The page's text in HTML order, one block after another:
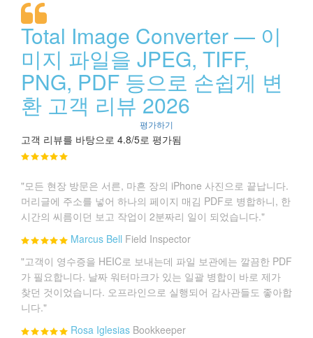
Total Image Converter — 이
미지 파일을 JPEG, TIFF,
PNG, PDF 등으로 손쉽게 변
환 고객 리뷰 2026
평가하기
고객 리뷰를 바탕으로 4.8/5로 평가됨
"모든 현장 방문은 서른, 마흔 장의 iPhone 사진으로 끝납니다.
머리글에 주소를 넣어 하나의 페이지 매김 PDF로 병합하니, 한
시간의 씨름이던 보고 작업이 2분짜리 일이 되었습니다."
Marcus Bell Field Inspector
"고객이 영수증을 HEIC로 보내는데 파일 보관에는 깔끔한 PDF
가 필요합니다. 날짜 워터마크가 있는 일괄 병합이 바로 제가
찾던 것이었습니다. 오프라인으로 실행되어 감사관들도 좋아합
니다."
Rosa Iglesias Bookkeeper